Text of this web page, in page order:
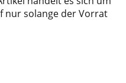
nur solange der Vorrat